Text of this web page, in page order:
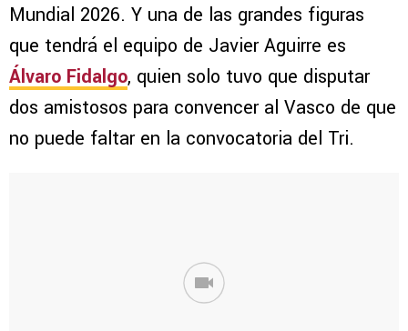
Mundial 2026. Y una de las grandes figuras
que tendrá el equipo de Javier Aguirre es
Álvaro Fidalgo, quien solo tuvo que disputar
dos amistosos para convencer al Vasco de que
no puede faltar en la convocatoria del Tri.